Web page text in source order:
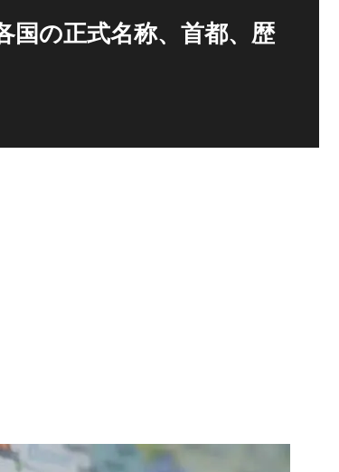
国の正式名称、首都、歴